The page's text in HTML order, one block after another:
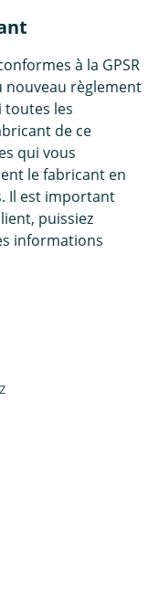
à la GPSR
nouveau règlement
toutes les
de ce
qui vous
le fabricant en
Il est important
puissiez
informations